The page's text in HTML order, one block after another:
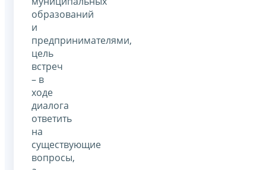
образований
и
предпринимателями,
цель
встреч
– в
ходе
диалога
ответить
на
существующие
вопросы,